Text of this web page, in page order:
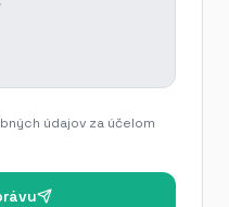
údajov za účelom